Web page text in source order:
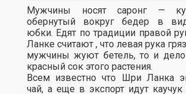
Мужчины носят саронг —
обернутый вокруг бедер в
юбки. Едят по традиции правой
Ланке считают , что левая рука
мужчины жуют бетель, то и
красный сок этого растения.
Всем известно что Шри Ланка
чай, а еще в экспорт идут